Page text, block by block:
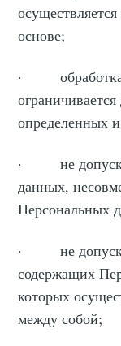
основе;
· обработка
определенных
· не
данных,
Персональных
· не
содержащих
которых
между собой;